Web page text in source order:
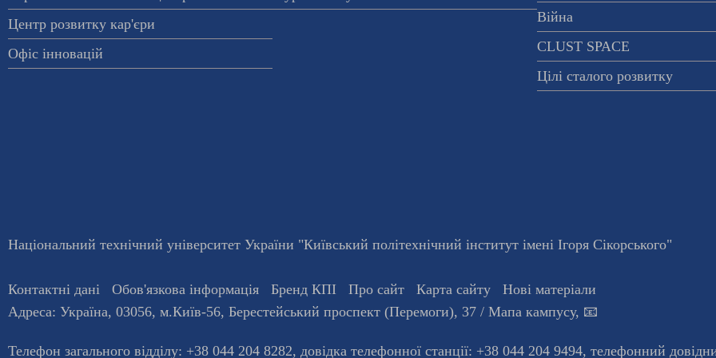
Центр розвитку кар'єри
Офіс інновацій
Війна
CLUST SPACE
Цілі сталого розвитку
Національний технічний університет України "Київський політехнічний інститут імені Ігоря Сікорського"
Контактні дані Обов'язкова інформація Бренд КПІ Про сайт Карта сайту
Нові матеріали
Адреса: Україна, 03056, м.Київ-56, Берестейський проспект (Перемоги), 37 / Мапа кампусу, 📧
Телефон загального відділу: +38 044 204 8282, довiдка телефонної станцiї: +38 044 204 9494, телефонний